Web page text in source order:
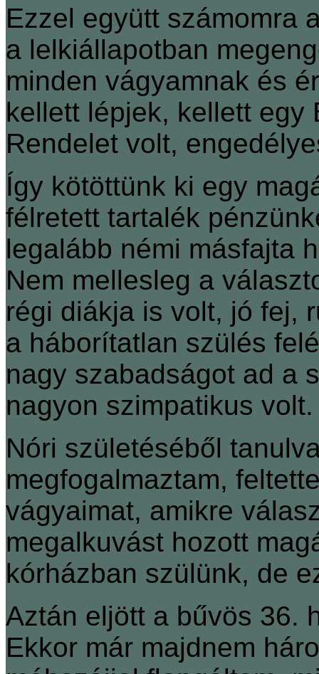
Ezzel együtt számomra
a lelkiállapotban
minden vágyamnak és
kellett lépjek, kellett egy
Rendelet volt,
Így kötöttünk ki egy
félretett tartalék
legalább némi másfajta
Nem mellesleg a
régi diákja is volt, jó fej,
a háborítatlan szülés
nagy szabadságot ad a
nagyon szimpatikus volt.
Nóri születéséből
megfogalmaztam,
vágyaimat, amikre
megalkuvást hozott
kórházban szülünk, de
Aztán eljött a bűvös 36.
Ekkor már majdnem